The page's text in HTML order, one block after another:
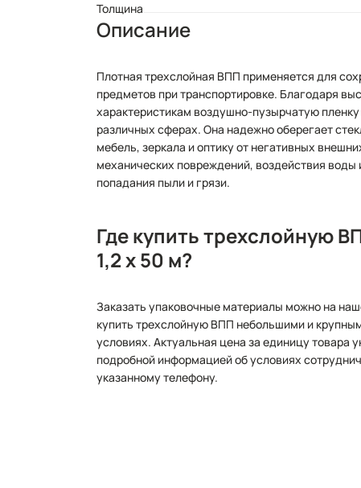
Толщина
Описание
Плотная трехслойная ВПП применяется для
предметов при транспортировке. Благодаря
характеристикам воздушно-пузырчатую
различных сферах. Она надежно оберегает
мебель, зеркала и оптику от негативных
механических повреждений, воздействия воды
попадания пыли и грязи.
Где купить трехслойную
1,2 х 50 м?
Заказать упаковочные материалы можно на
купить трехслойную ВПП небольшими и
условиях. Актуальная цена за единицу товара
подробной информацией об условиях
указанному телефону.